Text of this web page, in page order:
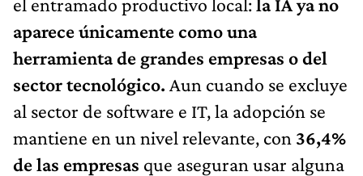
el entramado productivo local:la IA ya no
aparece únicamente como una
herramienta de grandes empresas o del
sector tecnológico. Aun cuando se excluye
al sector de software e IT, la adopción se
mantiene en un nivel relevante, con 36,4%
de las empresas que aseguran usar alguna